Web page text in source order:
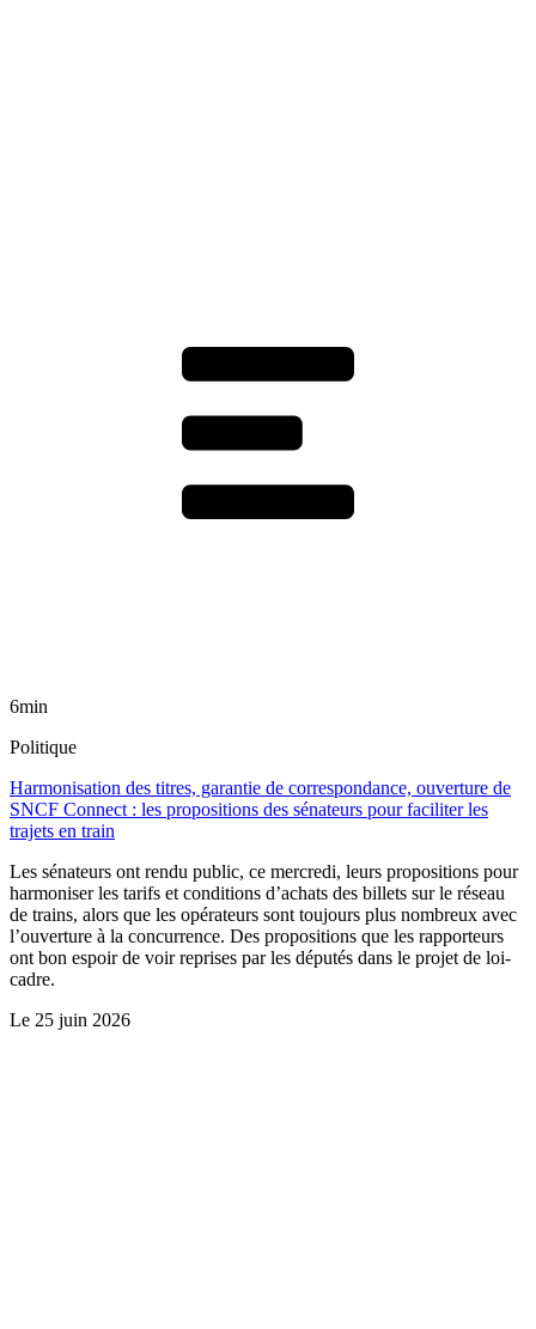
6min
Politique
Harmonisation des titres, garantie de correspondance, ouverture de
SNCF Connect : les propositions des sénateurs pour faciliter les
trajets en train
Les sénateurs ont rendu public, ce mercredi, leurs propositions pour
harmoniser les tarifs et conditions d’achats des billets sur le réseau
de trains, alors que les opérateurs sont toujours plus nombreux avec
l’ouverture à la concurrence. Des propositions que les rapporteurs
ont bon espoir de voir reprises par les députés dans le projet de loi-
cadre.
Le 25 juin 2026